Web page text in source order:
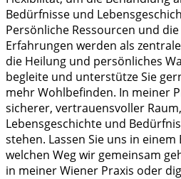
Bedürfnisse und
Persönliche Ressourcen und
Erfahrungen werden als
die Heilung und persönliches
begleite und unterstütze Sie
mehr Wohlbefinden. In meiner
sicherer, vertrauensvoller
Lebensgeschichte und
stehen. Lassen Sie uns in
welchen Weg wir gemeinsam
in meiner Wiener Praxis oder